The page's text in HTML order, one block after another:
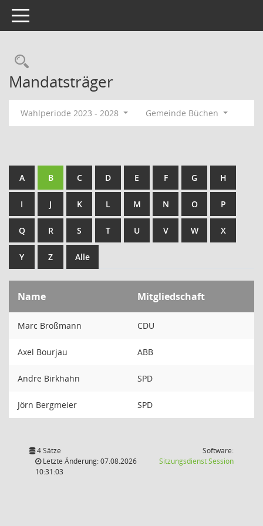
Toggle navigation
Rechercheauswahl
Mandatsträger
Wahlperiode 2023 - 2028 Gemeinde Büchen
A B C D E F G H
I J K L M N O P
Q R S T U V W X
Y Z Alle
Name Mitgliedschaft
Marc Broßmann CDU
Axel Bourjau ABB
Andre Birkhahn SPD
Jörn Bergmeier SPD
4 Sätze
Letzte Änderung: 07.08.2026
10:31:03
Software:
SitzungsdienstSession(Wird in